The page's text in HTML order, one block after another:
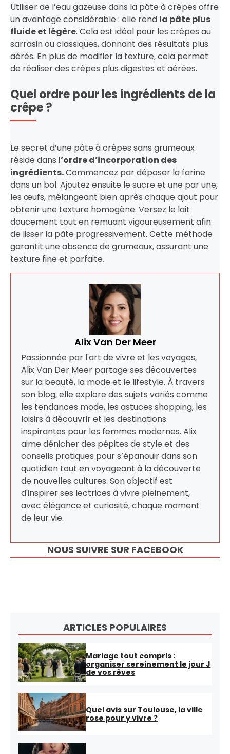
Utiliser de l’eau gazeuse dans la pâte à crêpes offre
un avantage considérable : elle rend la pâte plus
fluide et légère. Cela est idéal pour les crêpes au
sarrasin ou classiques, donnant des résultats plus
aérés. En plus de modifier la texture, cela permet
de réaliser des crêpes plus digestes et aérées.
Quel ordre pour les ingrédients de la
crêpe ?
Le secret d’une pâte à crêpes sans grumeaux
réside dans l’ordre d’incorporation des
ingrédients.Commencez par déposer la farine
dans un bol. Ajoutez ensuite le sucre et une par une,
les œufs, mélangeant bien après chaque ajout pour
obtenir une texture homogène. Versez le lait
doucement tout en remuant vigoureusement afin
de lisser la pâte progressivement. Cette méthode
garantit une absence de grumeaux, assurant une
texture fine et parfaite.
Alix Van Der Meer
Passionnée par l'art de vivre et les voyages,
Alix Van Der Meer partage ses découvertes
sur la beauté, la mode et le lifestyle. À travers
son blog, elle explore des sujets variés comme
les tendances mode, les astuces shopping, les
loisirs à découvrir et les destinations
inspirantes pour les femmes modernes. Alix
aime dénicher des pépites de style et des
conseils pratiques pour s’épanouir dans son
quotidien tout en voyageant à la découverte
de nouvelles cultures. Son objectif est
d'inspirer ses lectrices à vivre pleinement,
avec élégance et curiosité, chaque moment
de leur vie.
NOUS SUIVRE SUR FACEBOOK
ARTICLES POPULAIRES
Mariage tout compris :
organiser sereinement le jour J
de vos rêves
Quel avis sur Toulouse, la ville
rose pour y vivre ?